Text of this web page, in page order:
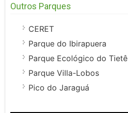
Outros Parques
CERET
Parque do Ibirapuera
Parque Ecológico do Tietê
Parque Villa-Lobos
Pico do Jaraguá